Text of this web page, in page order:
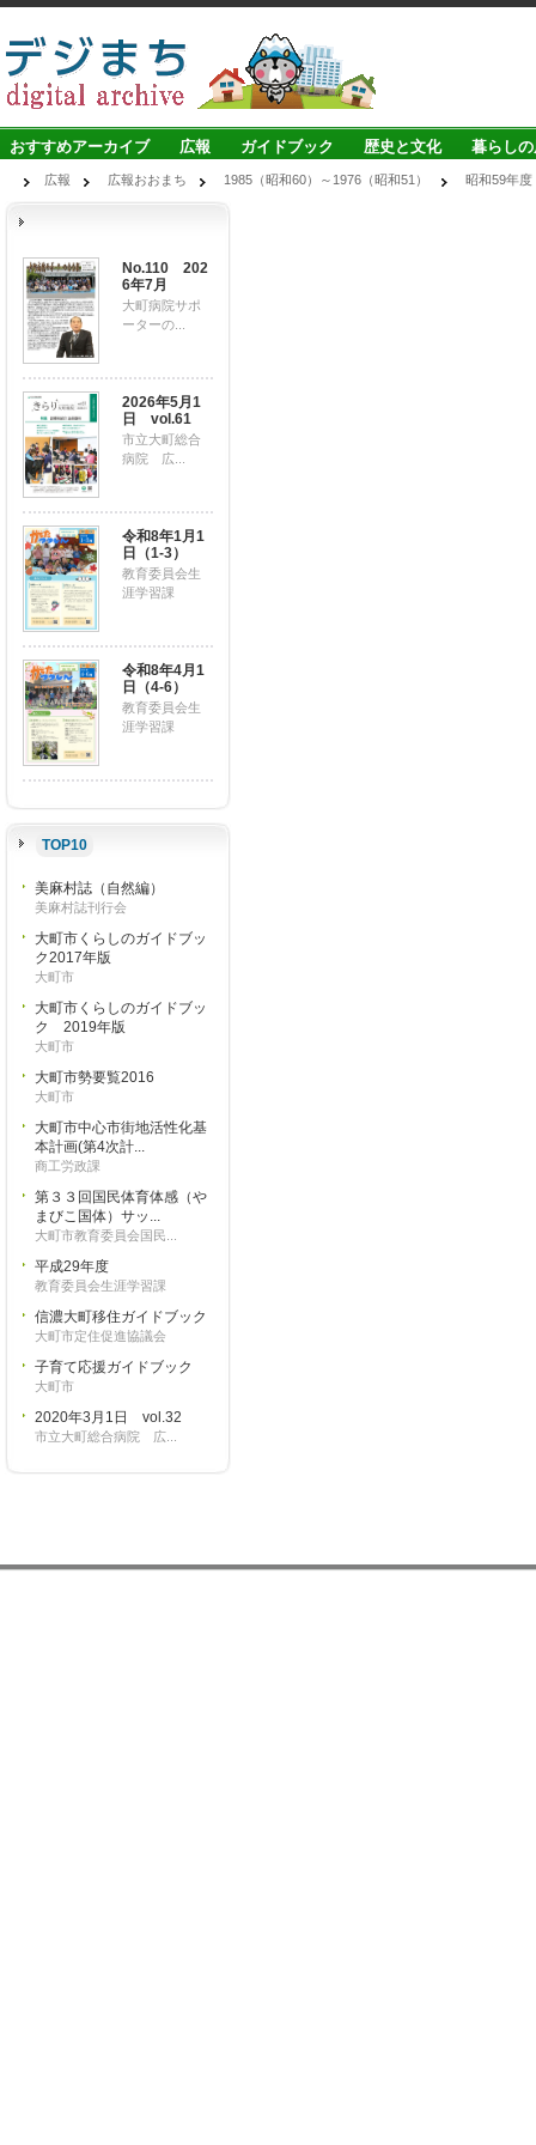
おすすめアーカイブ 広報 ガイドブック 歴史と文化 暮らし
広報 広報おおまち 1985（昭和60）～1976（昭和51） 昭和59年度
No.110 202
6年7月
大町病院サポ
ーターの...
2026年5月1
日 vol.61
市立大町総合
病院 広...
令和8年1月1
日（1-3）
教育委員会生
涯学習課
令和8年4月1
日（4-6）
教育委員会生
涯学習課
TOP10
美麻村誌（自然編）
美麻村誌刊行会
大町市くらしのガイドブッ
ク2017年版
大町市
大町市くらしのガイドブッ
ク 2019年版
大町市
大町市勢要覧2016
大町市
大町市中心市街地活性化基
本計画(第4次計...
商工労政課
第３３回国民体育体感（や
まびこ国体）サッ...
大町市教育委員会国民...
平成29年度
教育委員会生涯学習課
信濃大町移住ガイドブック
大町市定住促進協議会
子育て応援ガイドブック
大町市
2020年3月1日 vol.32
市立大町総合病院 広...